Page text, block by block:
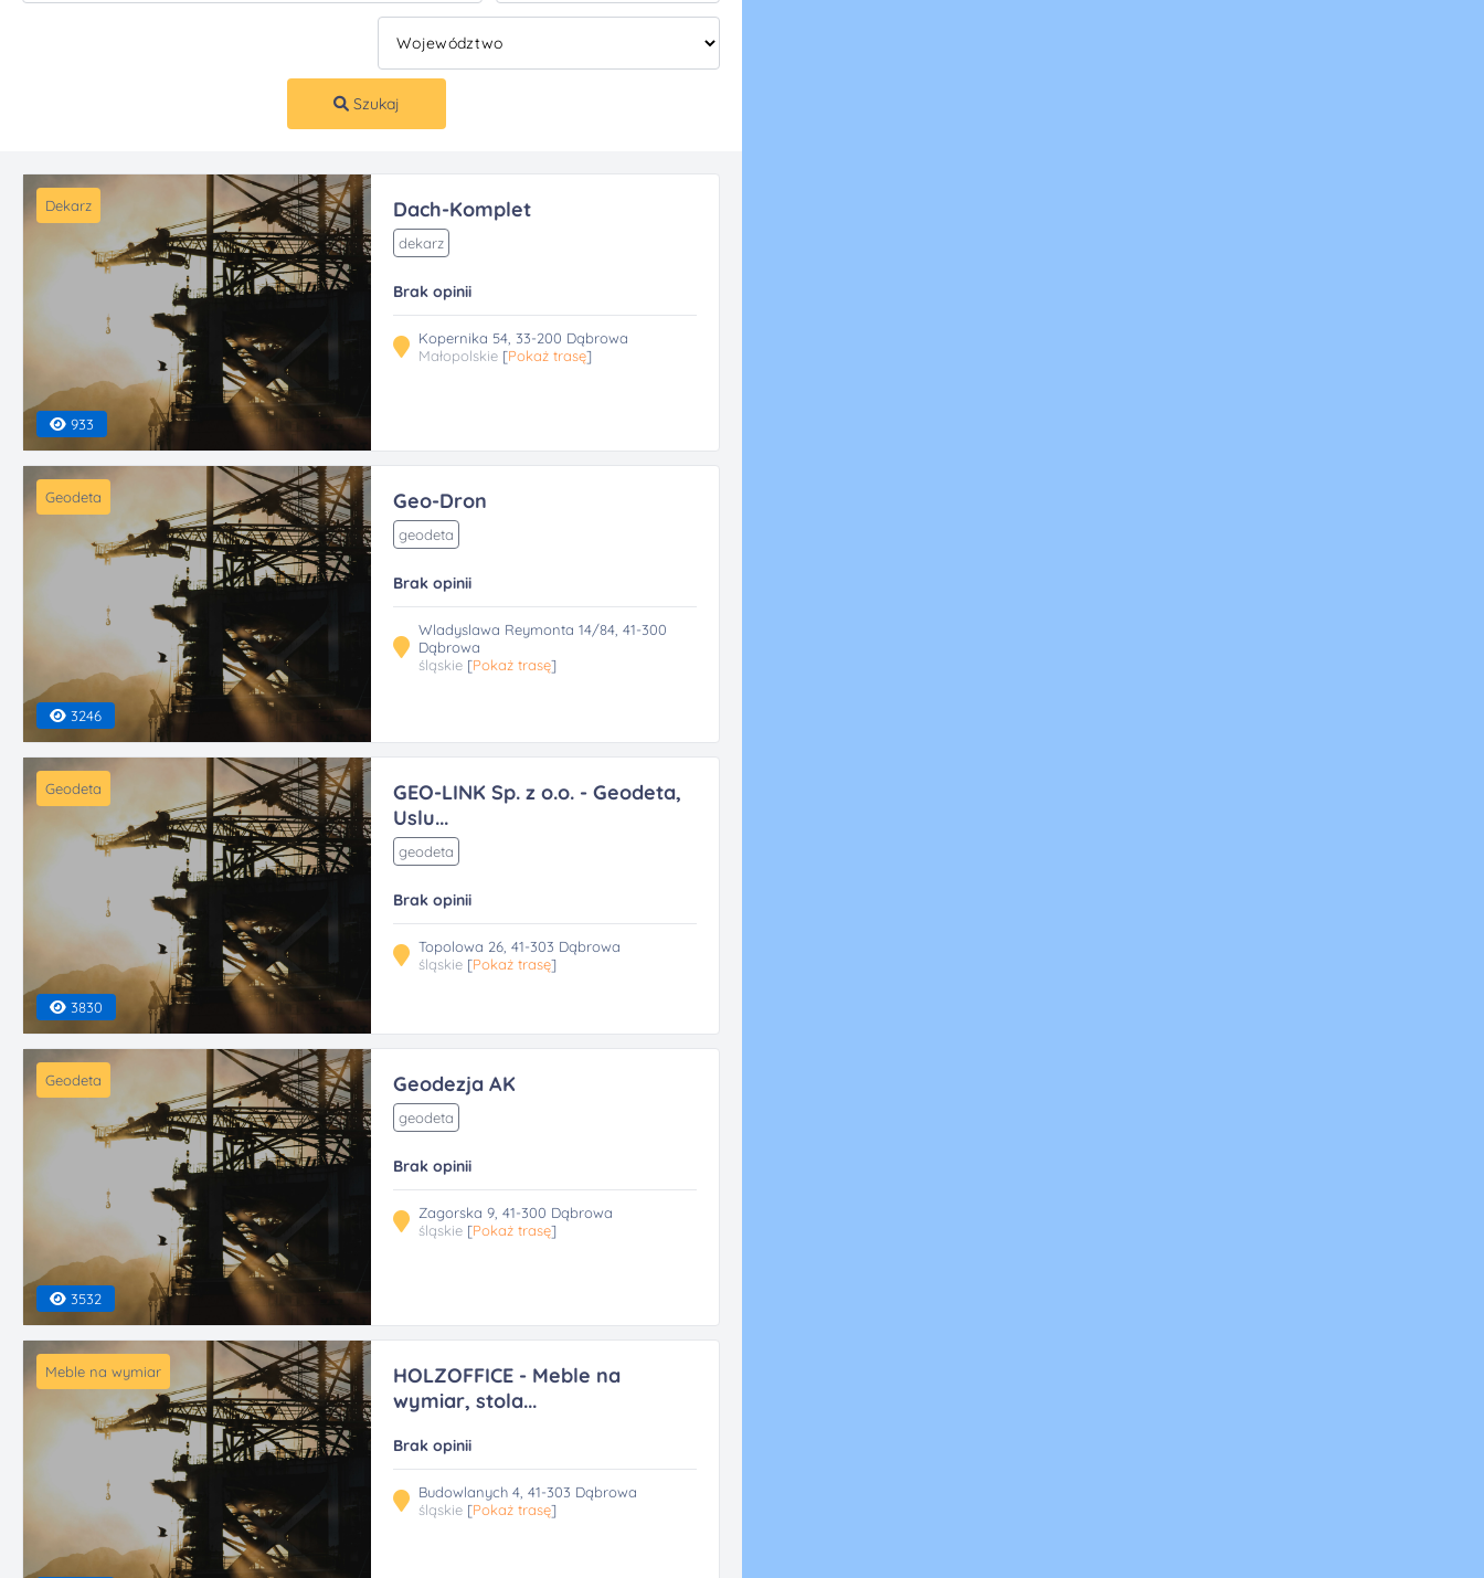
Szukaj
Dekarz
933
Dach-Komplet
dekarz
Brak opinii
Kopernika 54, 33-200 Dąbrowa
Małopolskie [Pokaż trasę]
Geodeta
3246
Geo-Dron
geodeta
Brak opinii
Wladyslawa Reymonta 14/84, 41-300
Dąbrowa
śląskie [Pokaż trasę]
Geodeta
3830
GEO-LINK Sp. z o.o. - Geodeta,
Uslu...
geodeta
Brak opinii
Topolowa 26, 41-303 Dąbrowa
śląskie [Pokaż trasę]
Geodeta
3532
Geodezja AK
geodeta
Brak opinii
Zagorska 9, 41-300 Dąbrowa
śląskie [Pokaż trasę]
Meble na wymiar
HOLZOFFICE - Meble na
wymiar, stola...
Brak opinii
Budowlanych 4, 41-303 Dąbrowa
śląskie [Pokaż trasę]